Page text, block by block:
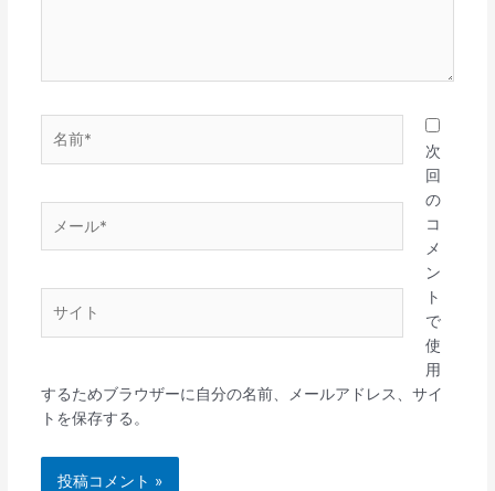
ー
*
次
回
の
コ
メ
ン
ト
で
使
用
するためブラウザーに自分の名前、メールアドレス、サイ
トを保存する。